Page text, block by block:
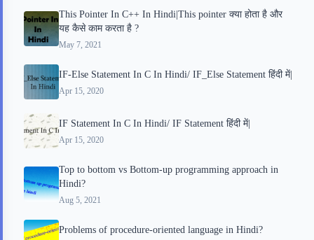
This Pointer In C++ In Hindi|This pointer क्या होता है और
यह कैसे काम करता है ?
May 7, 2021
IF-Else Statement In C In Hindi/ IF_Else Statement हिंदी में|
Apr 15, 2020
IF Statement In C In Hindi/ IF Statement हिंदी में|
Apr 15, 2020
Top to bottom vs Bottom-up programming approach in
Hindi?
Aug 5, 2021
Problems of procedure-oriented language in Hindi?